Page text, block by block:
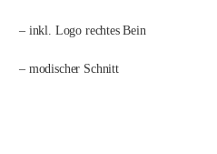
– inkl. Logo rechtes Bein
– modischer Schnitt